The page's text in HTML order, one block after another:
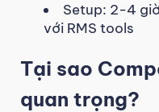
Setup: 2-4
với RMS tools
Tại sao
quan trọng?